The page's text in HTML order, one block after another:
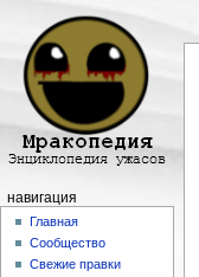
навигация
Главная
Сообщество
Свежие правки